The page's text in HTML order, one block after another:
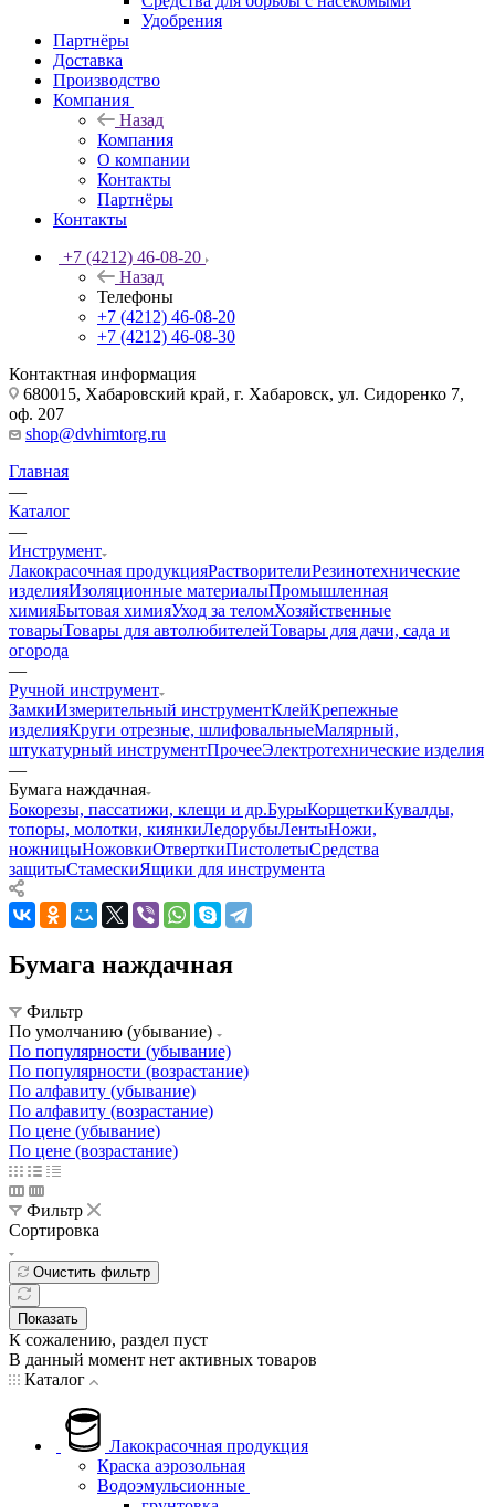
Удобрения
Партнёры
Доставка
Производство
Компания
Назад
Компания
О компании
Контакты
Партнёры
Контакты
+7 (4212) 46-08-20
Назад
Телефоны
+7 (4212) 46-08-20
+7 (4212) 46-08-30
Контактная информация
680015, Хабаровский край, г. Хабаровск, ул. Сидоренко 7,
оф. 207
shop@dvhimtorg.ru
Главная
—
Каталог
—
Инструмент
Лакокрасочная продукцияРастворителиРезинотехнические
изделияИзоляционные материалыПромышленная
химияБытовая химияУход за теломХозяйственные
товарыТовары для автолюбителейТовары для дачи, сада и
огорода
—
Ручной инструмент
ЗамкиИзмерительный инструментКлейКрепежные
изделияКруги отрезные, шлифовальныеМалярный,
штукатурный инструментПрочееЭлектротехнические изделия
—
Бумага наждачная
Бокорезы, пассатижи, клещи и др.БурыКорщеткиКувалды,
топоры, молотки, киянкиЛедорубыЛентыНожи,
ножницыНожовкиОтверткиПистолетыСредства
защитыСтамескиЯщики для инструмента
Бумага наждачная
Фильтр
По умолчанию (убывание)
По популярности (убывание)
По популярности (возрастание)
По алфавиту (убывание)
По алфавиту (возрастание)
По цене (убывание)
По цене (возрастание)
Фильтр
Сортировка
Очистить фильтр
Показать
К сожалению, раздел пуст
В данный момент нет активных товаров
Каталог
Лакокрасочная продукция
Краска аэрозольная
Водоэмульсионные